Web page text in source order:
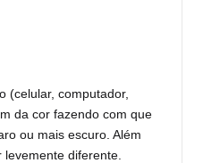
(celular, computador,
da cor fazendo com que
ou mais escuro. Além
diferente.